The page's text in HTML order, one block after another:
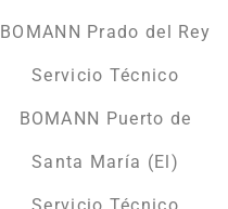
BOMANN Prado del Rey
Servicio Técnico
BOMANN Puerto de
Santa María (El)
Servicio Técnico